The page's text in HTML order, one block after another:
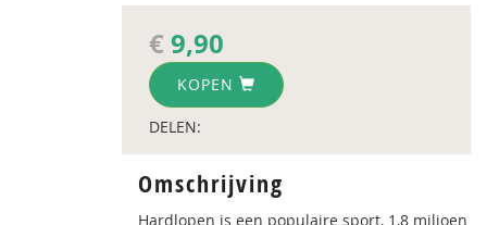
€ 9,90
KOPEN
DELEN:
Omschrijving
Hardlopen is een populaire sport, 1,8 miljoen